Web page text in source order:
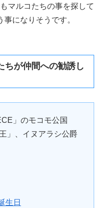
マルコたちの事を探して
になりそうです。
ちが仲間への勧誘し
」のモコモ公国
」、イヌアラシ公爵
生日